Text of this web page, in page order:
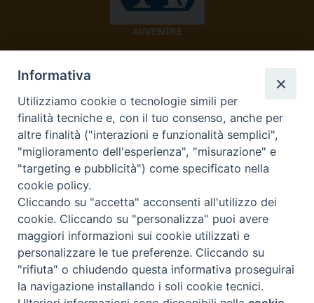
AVVENIRE
TV 2000
Diocesi di Ivrea
Curia Vescovile Piazza Castello, 3 10015 Ivrea (To) Tel.
0125.641138 Fax 0125.40296 segreteriacuria@diocesivrea.it
Informativa
Utilizziamo cookie o tecnologie simili per
finalità tecniche e, con il tuo consenso, anche per
altre finalità ("interazioni e funzionalità semplici",
"miglioramento dell'esperienza", "misurazione" e
"targeting e pubblicità") come specificato nella
cookie policy.
Cliccando su "accetta" acconsenti all'utilizzo dei
cookie. Cliccando su "personalizza" puoi avere
maggiori informazioni sui cookie utilizzati e
personalizzare le tue preferenze. Cliccando su
"rifiuta" o chiudendo questa informativa proseguirai
la navigazione installando i soli cookie tecnici.